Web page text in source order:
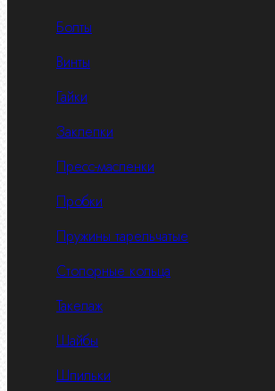
Болты
Винты
Гайки
Заклепки
Пресс-масленки
Пробки
Пружины тарельчатые
Стопорные кольца
Такелаж
Шайбы
Шпильки